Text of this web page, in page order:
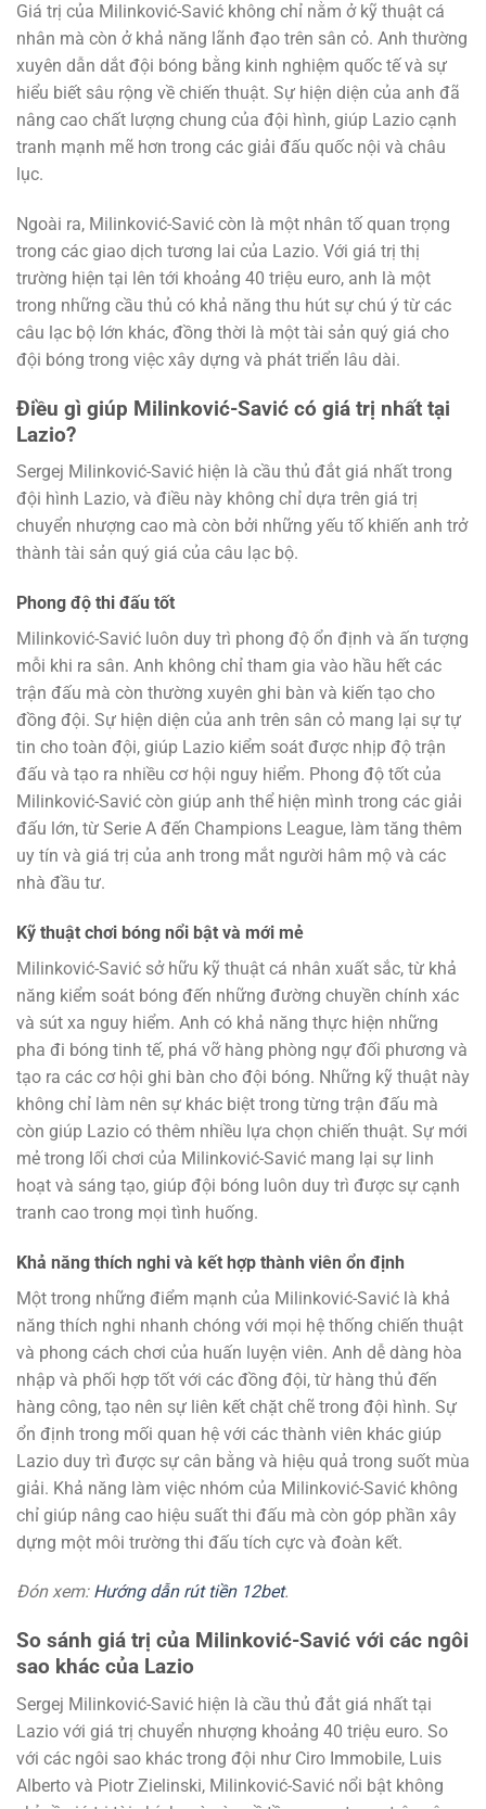
Giá trị của Milinković-Savić không chỉ nằm ở kỹ thuật cá
nhân mà còn ở khả năng lãnh đạo trên sân cỏ. Anh thường
xuyên dẫn dắt đội bóng bằng kinh nghiệm quốc tế và sự
hiểu biết sâu rộng về chiến thuật. Sự hiện diện của anh đã
nâng cao chất lượng chung của đội hình, giúp Lazio cạnh
tranh mạnh mẽ hơn trong các giải đấu quốc nội và châu
lục.
Ngoài ra, Milinković-Savić còn là một nhân tố quan trọng
trong các giao dịch tương lai của Lazio. Với giá trị thị
trường hiện tại lên tới khoảng 40 triệu euro, anh là một
trong những cầu thủ có khả năng thu hút sự chú ý từ các
câu lạc bộ lớn khác, đồng thời là một tài sản quý giá cho
đội bóng trong việc xây dựng và phát triển lâu dài.
Điều gì giúp Milinković-Savić có giá trị nhất tại
Lazio?
Sergej Milinković-Savić hiện là cầu thủ đắt giá nhất trong
đội hình Lazio, và điều này không chỉ dựa trên giá trị
chuyển nhượng cao mà còn bởi những yếu tố khiến anh trở
thành tài sản quý giá của câu lạc bộ.
Phong độ thi đấu tốt
Milinković-Savić luôn duy trì phong độ ổn định và ấn tượng
mỗi khi ra sân. Anh không chỉ tham gia vào hầu hết các
trận đấu mà còn thường xuyên ghi bàn và kiến tạo cho
đồng đội. Sự hiện diện của anh trên sân cỏ mang lại sự tự
tin cho toàn đội, giúp Lazio kiểm soát được nhịp độ trận
đấu và tạo ra nhiều cơ hội nguy hiểm. Phong độ tốt của
Milinković-Savić còn giúp anh thể hiện mình trong các giải
đấu lớn, từ Serie A đến Champions League, làm tăng thêm
uy tín và giá trị của anh trong mắt người hâm mộ và các
nhà đầu tư.
Kỹ thuật chơi bóng nổi bật và mới mẻ
Milinković-Savić sở hữu kỹ thuật cá nhân xuất sắc, từ khả
năng kiểm soát bóng đến những đường chuyền chính xác
và sút xa nguy hiểm. Anh có khả năng thực hiện những
pha đi bóng tinh tế, phá vỡ hàng phòng ngự đối phương và
tạo ra các cơ hội ghi bàn cho đội bóng. Những kỹ thuật này
không chỉ làm nên sự khác biệt trong từng trận đấu mà
còn giúp Lazio có thêm nhiều lựa chọn chiến thuật. Sự mới
mẻ trong lối chơi của Milinković-Savić mang lại sự linh
hoạt và sáng tạo, giúp đội bóng luôn duy trì được sự cạnh
tranh cao trong mọi tình huống.
Khả năng thích nghi và kết hợp thành viên ổn định
Một trong những điểm mạnh của Milinković-Savić là khả
năng thích nghi nhanh chóng với mọi hệ thống chiến thuật
và phong cách chơi của huấn luyện viên. Anh dễ dàng hòa
nhập và phối hợp tốt với các đồng đội, từ hàng thủ đến
hàng công, tạo nên sự liên kết chặt chẽ trong đội hình. Sự
ổn định trong mối quan hệ với các thành viên khác giúp
Lazio duy trì được sự cân bằng và hiệu quả trong suốt mùa
giải. Khả năng làm việc nhóm của Milinković-Savić không
chỉ giúp nâng cao hiệu suất thi đấu mà còn góp phần xây
dựng một môi trường thi đấu tích cực và đoàn kết.
Đón xem: Hướng dẫn rút tiền 12bet.
So sánh giá trị của Milinković-Savić với các ngôi
sao khác của Lazio
Sergej Milinković-Savić hiện là cầu thủ đắt giá nhất tại
Lazio với giá trị chuyển nhượng khoảng 40 triệu euro. So
với các ngôi sao khác trong đội như Ciro Immobile, Luis
Alberto và Piotr Zielinski, Milinković-Savić nổi bật không